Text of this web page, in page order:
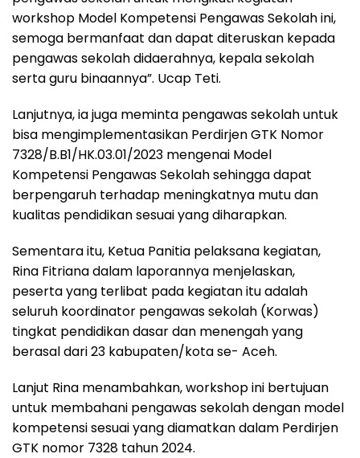
workshop Model Kompetensi Pengawas Sekolah ini,
semoga bermanfaat dan dapat diteruskan kepada
pengawas sekolah didaerahnya, kepala sekolah
serta guru binaannya”. Ucap Teti.
Lanjutnya, ia juga meminta pengawas sekolah untuk
bisa mengimplementasikan Perdirjen GTK Nomor
7328/B.B1/HK.03.01/2023 mengenai Model
Kompetensi Pengawas Sekolah sehingga dapat
berpengaruh terhadap meningkatnya mutu dan
kualitas pendidikan sesuai yang diharapkan.
Sementara itu, Ketua Panitia pelaksana kegiatan,
Rina Fitriana dalam laporannya menjelaskan,
peserta yang terlibat pada kegiatan itu adalah
seluruh koordinator pengawas sekolah (Korwas)
tingkat pendidikan dasar dan menengah yang
berasal dari 23 kabupaten/kota se- Aceh.
Lanjut Rina menambahkan, workshop ini bertujuan
untuk membahani pengawas sekolah dengan model
kompetensi sesuai yang diamatkan dalam Perdirjen
GTK nomor 7328 tahun 2024.